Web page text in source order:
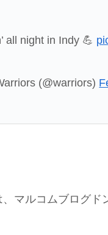
all night in Indy 💪
(@warriors)
マルコムブログ